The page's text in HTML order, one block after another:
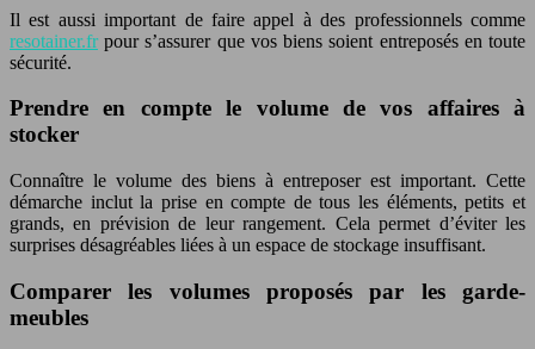
Il est aussi important de faire appel à des professionnels comme
resotainer.frpour s’assurer que vos biens soient entreposés en toute
sécurité.
Prendre en compte le volume de vos affaires à
stocker
Connaître le volume des biens à entreposer est important. Cette
démarche inclut la prise en compte de tous les éléments, petits et
grands, en prévision de leur rangement. Cela permet d’éviter les
surprises désagréables liées à un espace de stockage insuffisant.
Comparer les volumes proposés par les garde-
meubles